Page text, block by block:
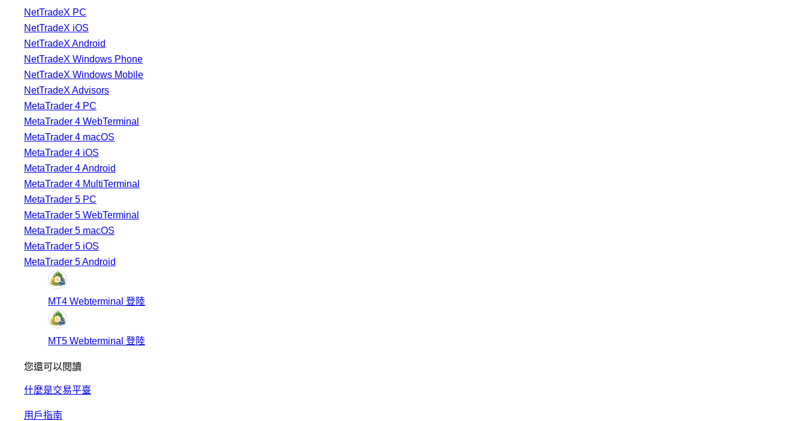
NetTradeX PC
NetTradeX iOS
NetTradeX Android
NetTradeX Windows Phone
NetTradeX Windows Mobile
NetTradeX Advisors
MetaTrader 4 PC
MetaTrader 4 WebTerminal
MetaTrader 4 macOS
MetaTrader 4 iOS
MetaTrader 4 Android
MetaTrader 4 MultiTerminal
MetaTrader 5 PC
MetaTrader 5 WebTerminal
MetaTrader 5 macOS
MetaTrader 5 iOS
MetaTrader 5 Android
MT4 Webterminal 登陸
MT5 Webterminal 登陸
您還可以閱讀
什麼是交易平臺
用戶指南